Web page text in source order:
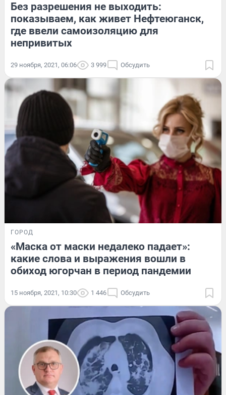
Без разрешения не выходить:
показываем, как живет Нефтеюганск,
где ввели самоизоляцию для
непривитых
29 ноября, 2021, 06:06 3 999 Обсудить
ГОРОД
«Маска от маски недалеко падает»:
какие слова и выражения вошли в
обиход югорчан в период пандемии
15 ноября, 2021, 10:30 1 446 Обсудить